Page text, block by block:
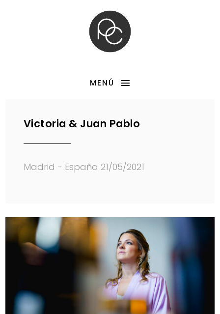
MENÚ
Victoria & Juan Pablo
Madrid - España 21/05/2021